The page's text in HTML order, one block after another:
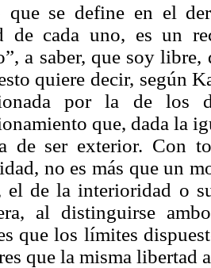
se define en el
de cada uno, es un
a saber, que soy
quiere decir, según
por la de los
que, dada la
de ser exterior. Con
no es más que un
el de la interioridad o
al distinguirse
que los límites
que la misma libertad